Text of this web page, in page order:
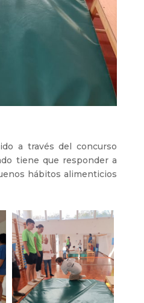
a través del concurso
tiene que responder a
hábitos alimenticios